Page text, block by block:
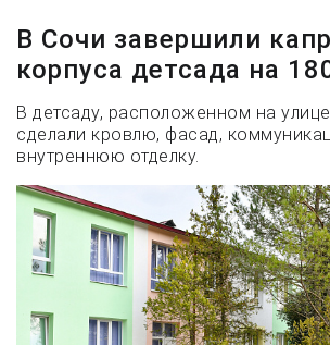
В Сочи завершили
корпуса детсада на
В детсаду, расположенном на
сделали кровлю, фасад,
внутреннюю отделку.